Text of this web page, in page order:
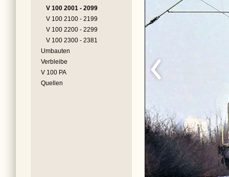
V 100 2001 - 2099
V 100 2100 - 2199
V 100 2200 - 2299
V 100 2300 - 2381
Umbauten
Verbleibe
V 100 PA
Quellen